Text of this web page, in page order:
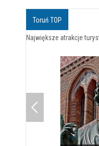
Toruń TOP
Największe atrakcje